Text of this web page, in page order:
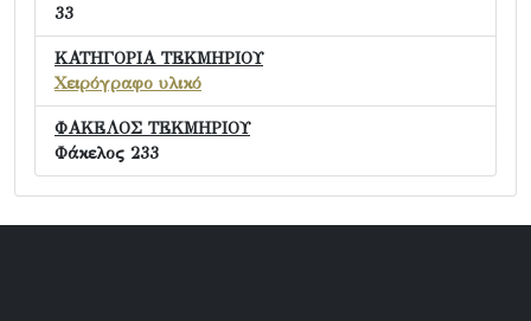
33
ΚΑΤΗΓΟΡΙΑ ΤΕΚΜΗΡΙΟΥ
Χειρόγραφο υλικό
ΦΑΚΕΛΟΣ ΤΕΚΜΗΡΙΟΥ
Φάκελος 233